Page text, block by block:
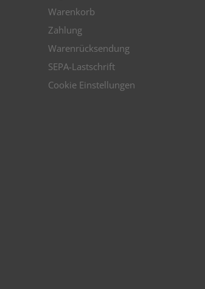
Warenkorb
Zahlung
Warenrücksendung
SEPA-Lastschrift
Cookie Einstellungen